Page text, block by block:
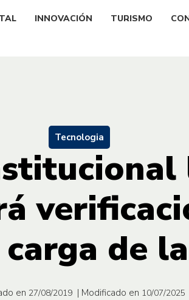
INNOVACIÓN TURISMO
Tecnologia
de
en 27/08/2019 | Modificado en 10/07/2025